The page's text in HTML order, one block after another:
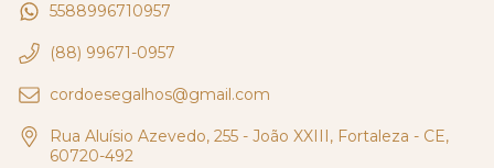
5588996710957
(88) 99671-0957
cordoesegalhos@gmail.com
Rua Aluísio Azevedo, 255 - João XXIII, Fortaleza - CE,
60720-492